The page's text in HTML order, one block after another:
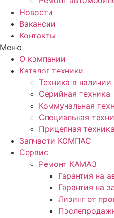
Новости
Вакансии
Контакты
Меню
О компании
Каталог техники
Техника в наличии
Серийная техника
Коммунальная
Специальная
Прицепная техника
Запчасти КОМПАС
Сервис
Ремонт КАМАЗ
Гарантия на
Гарантия на
Лизинг от